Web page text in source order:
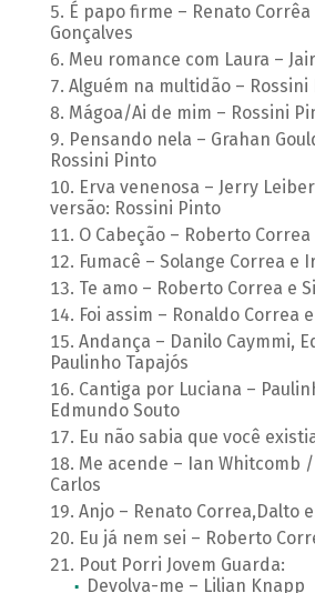
É papo firme – Renato
Gonçalves
Meu romance com Laura –
Alguém na multidão – Rossini
Mágoa/Ai de mim – Rossini
Pensando nela – Grahan
Rossini Pinto
Erva venenosa – Jerry
versão: Rossini Pinto
O Cabeção – Roberto Correa
Fumacê – Solange Correa e
Te amo – Roberto Correa e
Foi assim – Ronaldo Correa
Andança – Danilo Caymmi,
Paulinho Tapajós
Cantiga por Luciana –
Edmundo Souto
Eu não sabia que você
Me acende – Ian Whitcomb
Carlos
Anjo – Renato Correa,Dalto
Eu já nem sei – Roberto
Pout Porri Jovem Guarda:
Devolva-me – Lilian Knapp